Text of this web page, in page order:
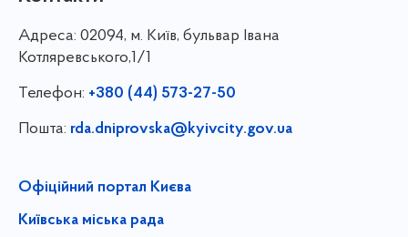
Адреса: 02094, м. Київ, бульвар Івана
Котляревського,1/1
Телефон: +380 (44) 573-27-50
Пошта: rda.dniprovska@kyivcity.gov.ua
Офіційний портал Києва
Київська міська рада